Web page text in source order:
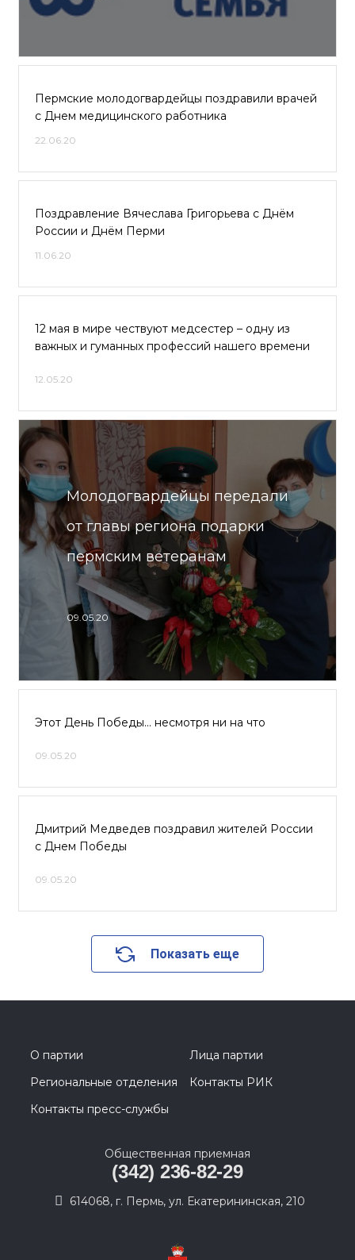
Пермские молодогвардейцы поздравили врачей
с Днем медицинского работника
22.06.20
Поздравление Вячеслава Григорьева с Днём
России и Днём Перми
11.06.20
12 мая в мире чествуют медсестер – одну из
важных и гуманных профессий нашего времени
12.05.20
Молодогвардейцы передали
от главы региона подарки
пермским ветеранам
09.05.20
Этот День Победы… несмотря ни на что
09.05.20
Дмитрий Медведев поздравил жителей России
с Днем Победы
09.05.20
Показать еще
О партии
Лица партии
Региональные отделения
Контакты РИК
Контакты пресс-службы
Общественная приемная
(342) 236-82-29
614068, г. Пермь, ул. Екатерининская, 210